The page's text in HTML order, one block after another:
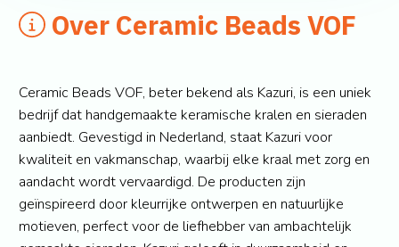
Over Ceramic Beads VOF
Ceramic Beads VOF, beter bekend als Kazuri, is een uniek
bedrijf dat handgemaakte keramische kralen en sieraden
aanbiedt. Gevestigd in Nederland, staat Kazuri voor
kwaliteit en vakmanschap, waarbij elke kraal met zorg en
aandacht wordt vervaardigd. De producten zijn
geïnspireerd door kleurrijke ontwerpen en natuurlijke
motieven, perfect voor de liefhebber van ambachtelijk